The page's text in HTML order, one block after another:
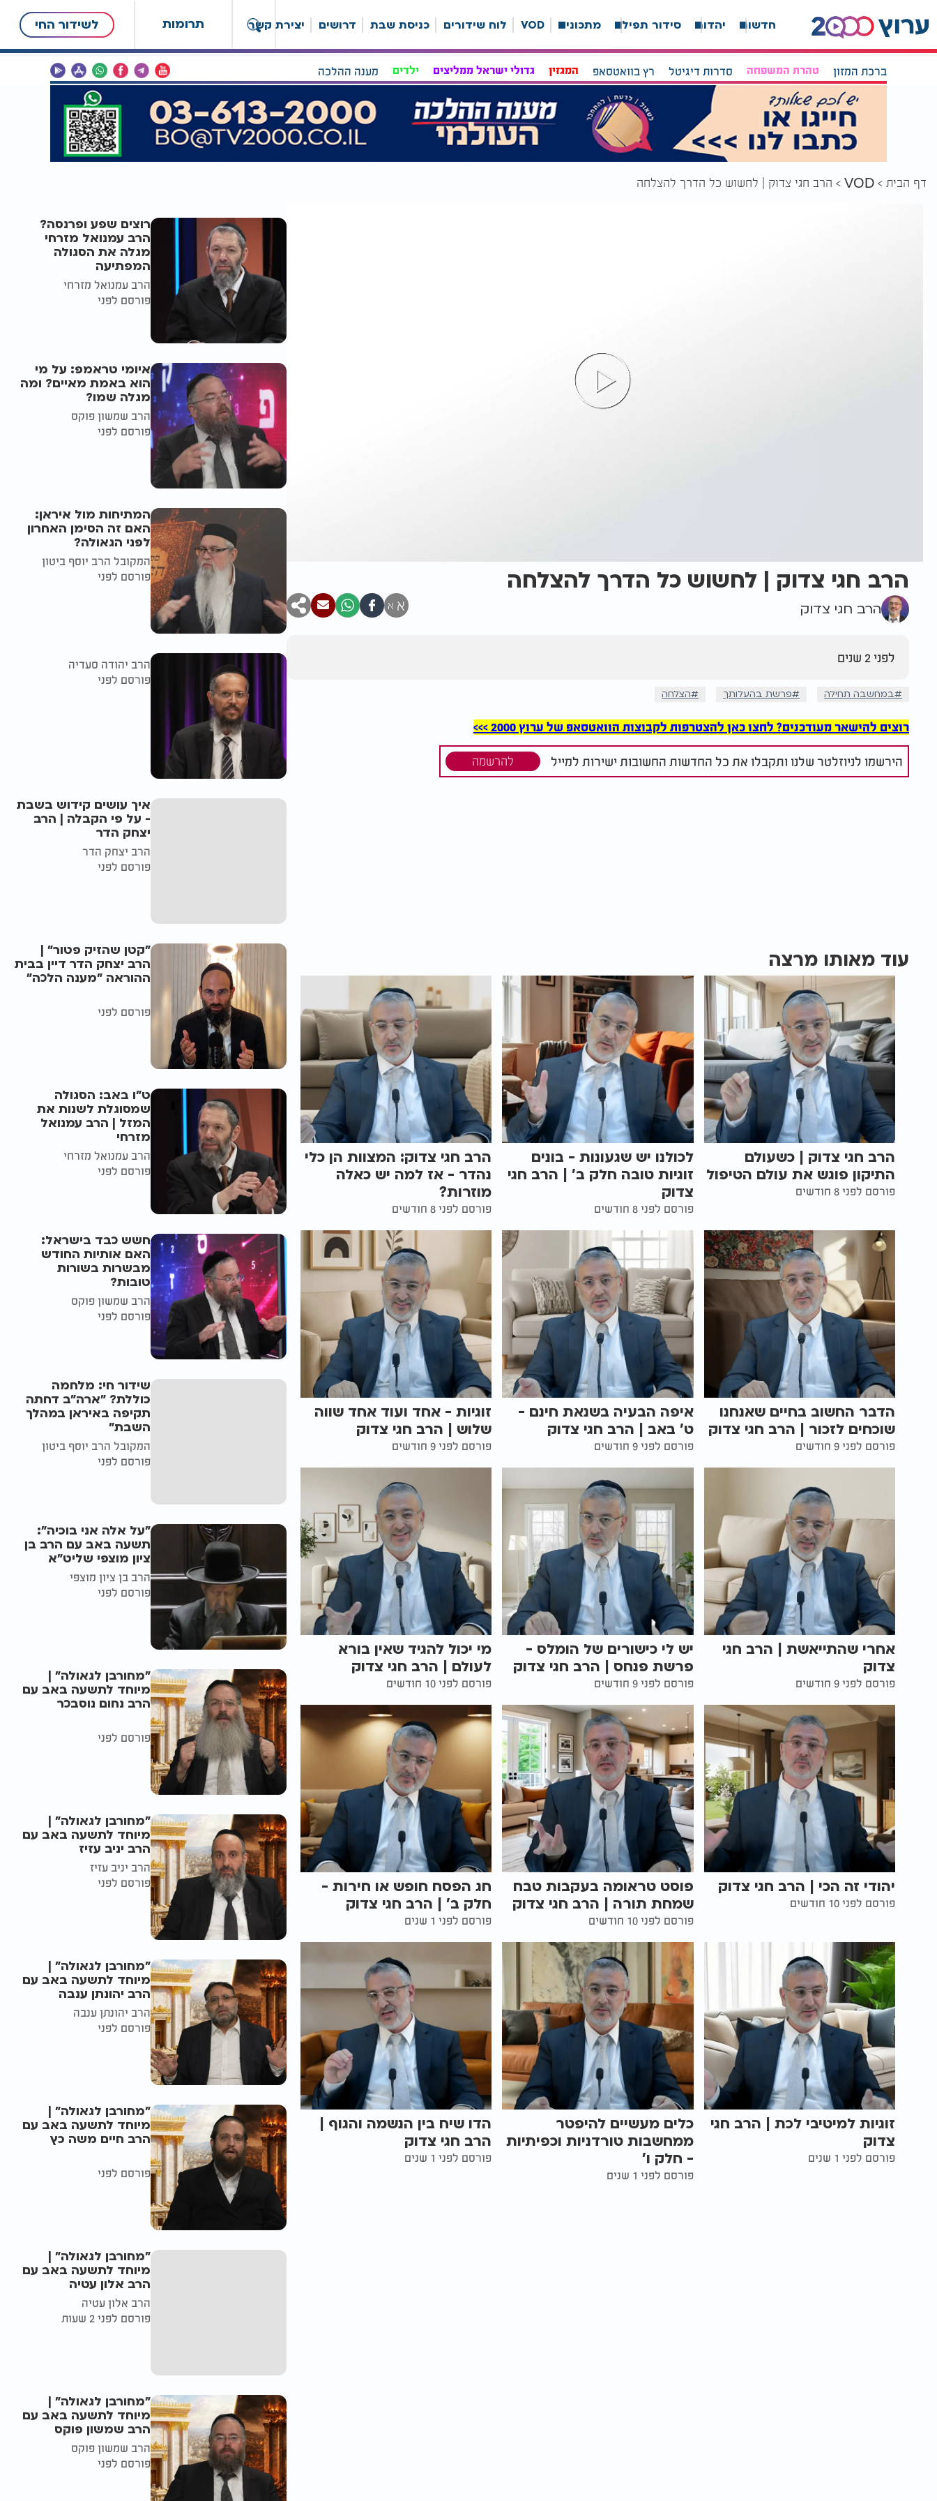
תרומות לשידור החי חדשות יהדות סידור תפילה מתכונים VOD לוח שידורים כניסת שבת דרושים יצירת קשר
ברכת המזון טהרת המשפחה סדרות דיגיטל רץ בוואטסאפ המגזין גדולי ישראל ממליצים ילדים מענה ההלכה
דף הבית VOD הרב חגי צדוק | לחשוש כל הדרך להצלחה
הרב חגי צדוק | לחשוש כל הדרך להצלחה
הרב חגי צדוק א א
לפני 2 שנים
במחשבה תחילה פרשת בהעלותך הצלחה
רוצים להישאר מעודכנים? לחצו כאן להצטרפות לקבוצות הוואטסאפ של ערוץ 2000 >>>
הירשמו לניוזלטר שלנו ותקבלו את כל החדשות החשובות ישירות למייל להרשמה
עוד מאותו מרצה
הרב חגי צדוק | כשעולם
התיקון פוגש את עולם הטיפול
פורסם לפני 8 חודשים
לכולנו יש שגעונות - בונים
זוגיות טובה חלק ב' | הרב חגי
צדוק
פורסם לפני 8 חודשים
הרב חגי צדוק: המצוות הן כלי
נהדר - אז למה יש כאלה
מוזרות?
פורסם לפני 8 חודשים
הדבר החשוב בחיים שאנחנו
שוכחים לזכור | הרב חגי צדוק
פורסם לפני 9 חודשים
איפה הבעיה בשנאת חינם -
ט' באב | הרב חגי צדוק
פורסם לפני 9 חודשים
זוגיות - אחד ועוד אחד שווה
שלוש | הרב חגי צדוק
פורסם לפני 9 חודשים
אחרי שהתייאשת | הרב חגי
צדוק
פורסם לפני 9 חודשים
יש לי כישורים של הומלס -
פרשת פנחס | הרב חגי צדוק
פורסם לפני 9 חודשים
מי יכול להגיד שאין בורא
לעולם | הרב חגי צדוק
פורסם לפני 10 חודשים
יהודי זה הכי | הרב חגי צדוק
פורסם לפני 10 חודשים
פוסט טראומה בעקבות טבח
שמחת תורה | הרב חגי צדוק
פורסם לפני 10 חודשים
חג הפסח חופש או חירות -
חלק ב' | הרב חגי צדוק
פורסם לפני 1 שנים
זוגיות למיטיבי לכת | הרב חגי
צדוק
פורסם לפני 1 שנים
כלים מעשיים להיפטר
ממחשבות טורדניות וכפיתיות
- חלק ו'
פורסם לפני 1 שנים
הדו שיח בין הנשמה והגוף |
הרב חגי צדוק
פורסם לפני 1 שנים
רוצים שפע ופרנסה?
הרב עמנואל מזרחי
מגלה את הסגולה
המפתיעה
הרב עמנואל מזרחי
פורסם לפני
איומי טראמפ: על מי
הוא באמת מאיים? ומה
מגלה שמו?
הרב שמשון פוקס
פורסם לפני
המתיחות מול איראן:
האם זה הסימן האחרון
לפני הגאולה?
המקובל הרב יוסף ביטון
פורסם לפני
הרב יהודה סעדיה
פורסם לפני
איך עושים קידוש בשבת
- על פי הקבלה | הרב
יצחק הדר
הרב יצחק הדר
פורסם לפני
"קטן שהזיק פטור" |
הרב יצחק הדר דיין בבית
ההוראה "מענה הלכה"
פורסם לפני
ט"ו באב: הסגולה
שמסוגלת לשנות את
המזל | הרב עמנואל
מזרחי
הרב עמנואל מזרחי
פורסם לפני
חשש כבד בישראל:
האם אותיות החודש
מבשרות בשורות
טובות?
הרב שמשון פוקס
פורסם לפני
שידור חי: מלחמה
כוללת? ״ארה"ב דחתה
תקיפה באיראן במהלך
השבת״
המקובל הרב יוסף ביטון
פורסם לפני
"על אלה אני בוכיה":
תשעה באב עם הרב בן
ציון מוצפי שליט"א
הרב בן ציון מוצפי
פורסם לפני
"מחורבן לגאולה" |
מיוחד לתשעה באב עם
הרב נחום נוסבכר
פורסם לפני
"מחורבן לגאולה" |
מיוחד לתשעה באב עם
הרב יניב עזיז
הרב יניב עזיז
פורסם לפני
"מחורבן לגאולה" |
מיוחד לתשעה באב עם
הרב יהונתן ענבה
הרב יהונתן ענבה
פורסם לפני
"מחורבן לגאולה" |
מיוחד לתשעה באב עם
הרב חיים משה כץ
פורסם לפני
"מחורבן לגאולה" |
מיוחד לתשעה באב עם
הרב אלון עטיה
הרב אלון עטיה
פורסם לפני 2 שעות
"מחורבן לגאולה" |
מיוחד לתשעה באב עם
הרב שמשון פוקס
הרב שמשון פוקס
פורסם לפני